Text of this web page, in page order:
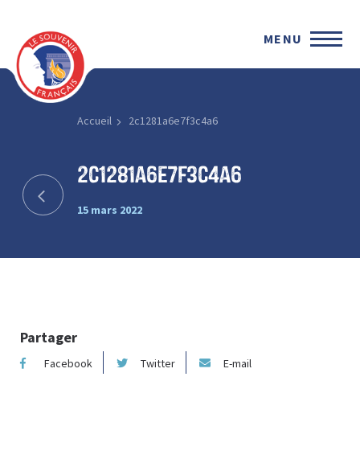
MENU
Accueil 2c1281a6e7f3c4a6
2c1281a6e7f3c4a6
15 mars 2022
Partager
Facebook Twitter E-mail